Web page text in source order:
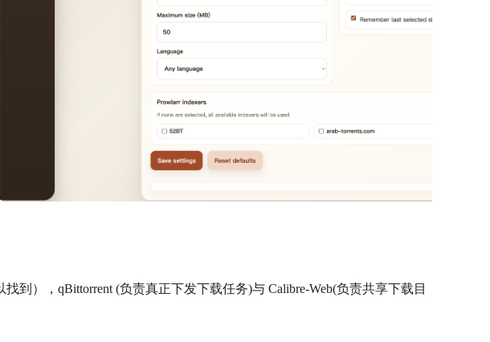
到），qBittorrent (负责真正下发下载任务)与 Calibre-Web(负责共享下载目